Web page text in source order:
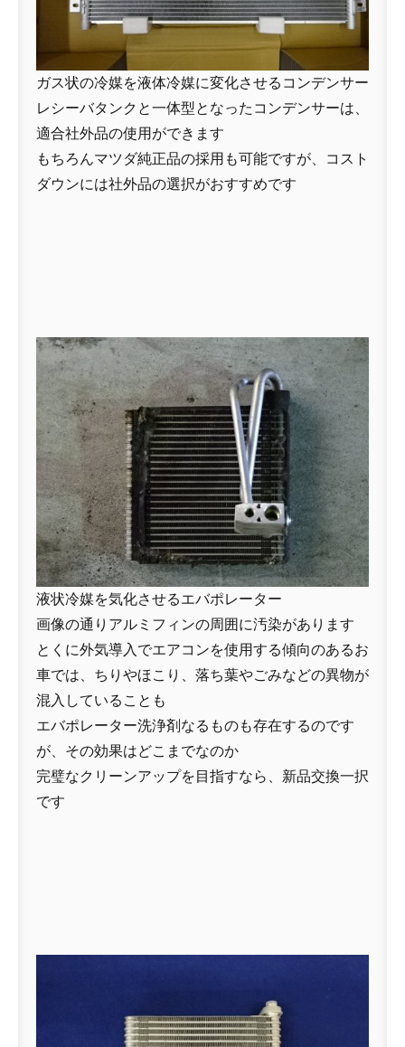
ガス状の冷媒を液体冷媒に変化させるコンデンサー
レシーバタンクと一体型となったコンデンサーは、
適合社外品の使用ができます
もちろんマツダ純正品の採用も可能ですが、コスト
ダウンには社外品の選択がおすすめです
液状冷媒を気化させるエバポレーター
画像の通りアルミフィンの周囲に汚染があります
とくに外気導入でエアコンを使用する傾向のあるお
車では、ちりやほこり、落ち葉やごみなどの異物が
混入していることも
エバポレーター洗浄剤なるものも存在するのです
が、その効果はどこまでなのか
完璧なクリーンアップを目指すなら、新品交換一択
です